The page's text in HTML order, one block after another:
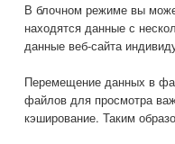
В блочном режиме вы
находятся данные с
данные веб-сайта
Перемещение данных в
файлов для просмотра
кэширование. Таким